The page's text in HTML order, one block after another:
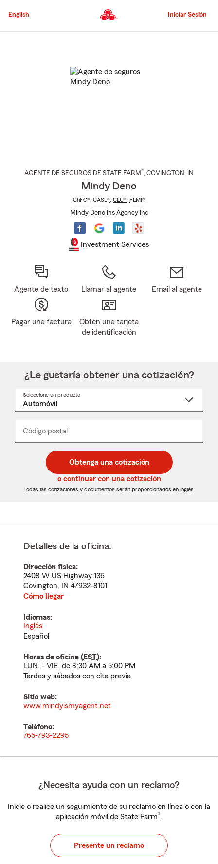
al
principal
English Iniciar Sesión
AGENTE DE SEGUROS DE STATE FARM®, COVINGTON , IN
Mindy Deno
ChFC® CASL® CLU® FLMI®
Mindy Deno Ins Agency Inc
Investment Services
Agente de texto Llamar al agente Email al agente
Pagar una factura
Obtén una tarjeta
de identificación
¿Le gustaría obtener una cotización?
Seleccione un producto
desplegable
Código postal
de
5
dígitos
de
5
dígitos
_____
Obtenga una cotización
o continuar con una cotización
Todas las cotizaciones y documentos serán proporcionados en inglés.
Detalles de la oficina:
Dirección física:
2408 W US Highway 136
Covington, IN 47932-8101
Cómo llegar
Idiomas:
Inglés
Español
Horas de oficina (EST):
LUN. - VIE. de 8:30 AM a 5:00 PM
Tardes y sábados con cita previa
Sitio web:
www.mindyismyagent.net
Teléfono:
765-793-2295
¿Necesita ayuda con un reclamo?
Inicie o realice un seguimiento de su reclamo en línea o con la
aplicación móvil de State Farm®.
Presente un reclamo